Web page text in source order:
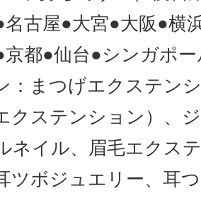
古屋●大宮●大阪●横
都●仙台●シンガポ
：まつげエクステン
クステンション）、
ネイル、眉毛エクス
ツボジュエリー、耳